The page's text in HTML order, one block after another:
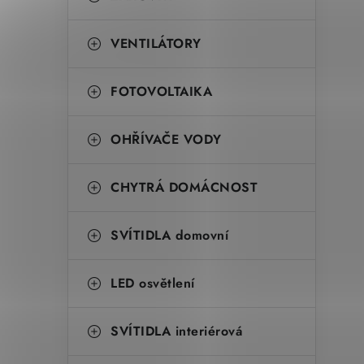
VENTILÁTORY
FOTOVOLTAIKA
OHŘÍVAČE VODY
CHYTRÁ DOMÁCNOST
SVÍTIDLA domovní
LED osvětlení
SVÍTIDLA interiérová